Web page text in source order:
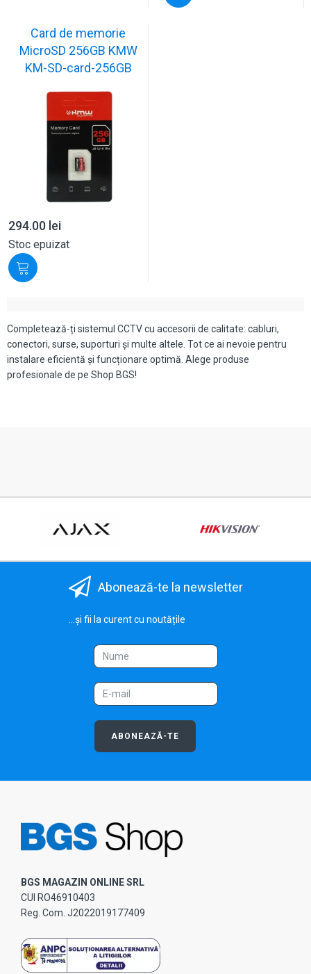
Card de memorie
MicroSD 256GB KMW
KM-SD-card-256GB
294.00 lei
Stoc epuizat
Completează-ți sistemul CCTV cu accesorii de calitate: cabluri,
conectori, surse, suporturi și multe altele. Tot ce ai nevoie pentru
instalare eficientă și funcționare optimă. Alege produse
profesionale de pe Shop BGS!
Abonează-te la newsletter
...și fii la curent cu noutățile
ABONEAZĂ-TE
BGS MAGAZIN ONLINE SRL
CUI RO46910403
Reg. Com. J2022019177409